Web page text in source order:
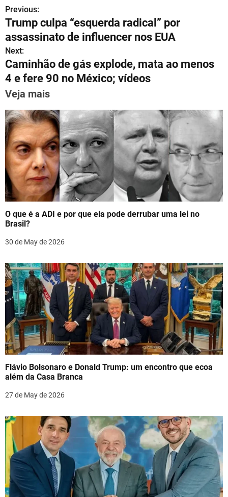
at
s
A
p
p
gr
a
m
c
e
b
o
o
ai
l
er
e
st
e
dI
n
e
P
o
s
t
n
a
v
i
g
a
t
i
o
n
Previous:
Trump culpa “esquerda radical” por
assassinato de influencer nos EUA
Next:
Caminhão de gás explode, mata ao menos
4 e fere 90 no México; vídeos
Veja mais
O que é a ADI e por que ela pode derrubar uma lei no
Brasil?
30 de May de 2026
Flávio Bolsonaro e Donald Trump: um encontro que ecoa
além da Casa Branca
27 de May de 2026